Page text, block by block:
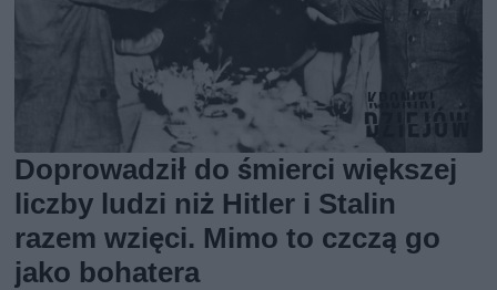
Doprowadził do śmierci większej
liczby ludzi niż Hitler i Stalin
razem wzięci. Mimo to czczą go
jako bohatera